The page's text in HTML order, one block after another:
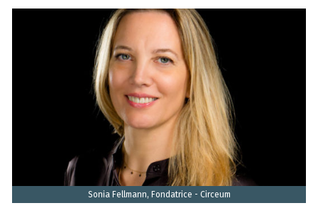
Sonia Fellmann, Fondatrice - Circeum